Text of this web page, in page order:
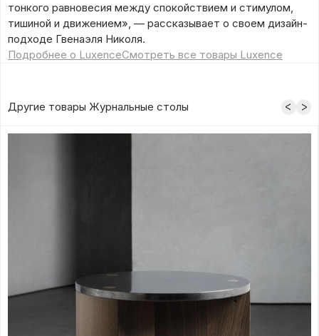
тонкого равновесия между спокойствием и стимулом,
тишиной и движением», — рассказывает о своем дизайн-
подходе Гвенаэля Николя.
Подробнее о LuxenceСмотреть все товары Luxence
Другие товары Журнальные столы